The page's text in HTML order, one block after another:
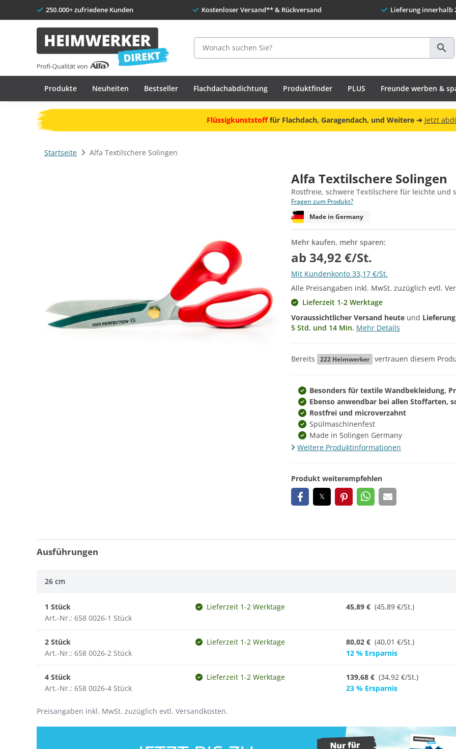
250.000+ zufriedene Kunden Kostenloser Versand** & Rückversand Lieferung innerhalb
Suche
Produkte Neuheiten Bestseller Flachdachabdichtung Produktfinder PLUS Freunde werben &
Flüssigkunststofffür Flachdach, Garagendach, und Weitere ➔ Jetzt
Startseite Alfa Textilschere Solingen
Alfa Textilschere Solingen
Rostfreie, schwere Textilschere für leichte und
Fragen zum Produkt?
Made in Germany
Mehr kaufen, mehr sparen:
ab 34,92 €/St.
Mit Kundenkonto 33,17 €/St.
Alle Preisangaben inkl. MwSt. zuzüglich evtl.
Lieferzeit 1-2 Werktage
Voraussichtlicher Versand heute und
5 Std. und 14 Min. Mehr Details
Bereits 222 Heimwerker vertrauen diesem
Besonders für textile Wandbekleidung,
Ebenso anwendbar bei allen Stoffarten,
Rostfrei und microverzahnt
Spülmaschinenfest
Made in Solingen Germany
Weitere Produktinformationen
Produkt weiterempfehlen
Ausführungen
26 cm
1 Stück
Art.-Nr.: 658 0026-1 Stück
Lieferzeit 1-2 Werktage 45,89 € (45,89 €/St.)
2 Stück
Art.-Nr.: 658 0026-2 Stück
Lieferzeit 1-2 Werktage 80,02 € (40,01 €/St.)
12 % Ersparnis
4 Stück
Art.-Nr.: 658 0026-4 Stück
Lieferzeit 1-2 Werktage 139,68 € (34,92 €/St.)
23 % Ersparnis
Preisangaben inkl. MwSt. zuzüglich evtl. Versandkosten.